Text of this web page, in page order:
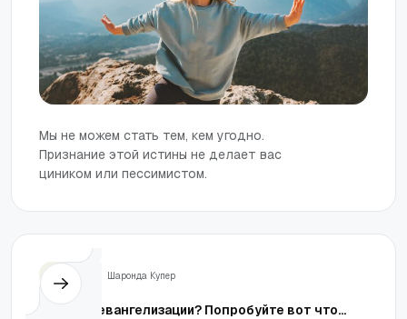
Мы не можем стать тем, кем угодно.
Признание этой истины не делает вас
циником или пессимистом.
Шаронда Купер
Боитесь евангелизации? Попробуйте вот что...